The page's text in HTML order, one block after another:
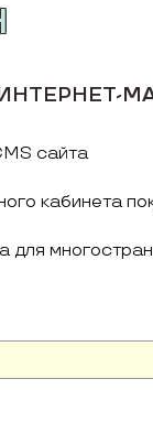
сайта
кабинета
для